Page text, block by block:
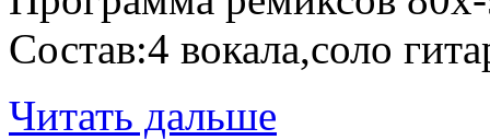
Состав:4 вокала,соло
Читать дальше